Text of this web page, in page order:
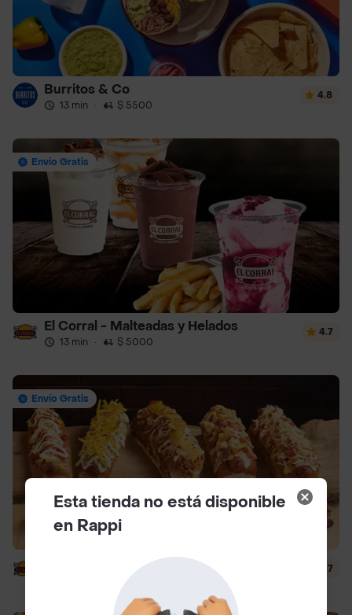
Burritos & Co
13 min · $ 5500
4.8
Envío Gratis
El Corral - Malteadas y Helados
13 min · $ 5000
4.7
Envío Gratis
El Corral - Vaqueros
$ 5000
4.7
Esta tienda no está disponible
en Rappi